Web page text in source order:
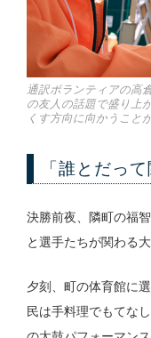
通訳ボランティアの高
の友人の話題で盛り上
くす方向に向かうこと
「誰とだっ
決勝前夜、隣町の福
と選手たちが関わる大
夕刻、町の体育館に
民は手料理でもてな